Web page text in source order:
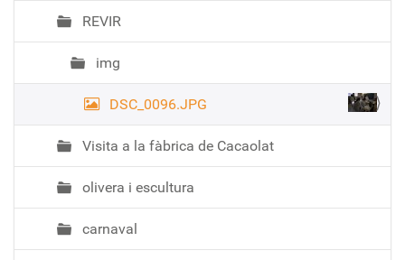
REVIR
img
DSC_0096.JPG
Visita a la fàbrica de Cacaolat
olivera i escultura
carnaval